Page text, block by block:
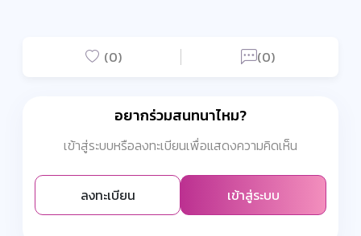
(0) (0)
อยากร่วมสนทนาไหม?
เข้าสู่ระบบหรือลงทะเบียนเพื่อแสดงความคิดเห็น
ลงทะเบียน เข้าสู่ระบบ